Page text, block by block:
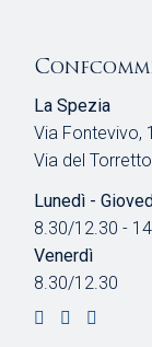
La Spezia
Via Fontevivo,
Via del
Lunedì -
8.30/12.30 -
Venerdì
8.30/12.30